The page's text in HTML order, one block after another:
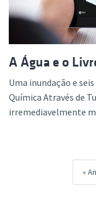
A Água e o
Uma inundação e
Química Através de
irremediavelmente